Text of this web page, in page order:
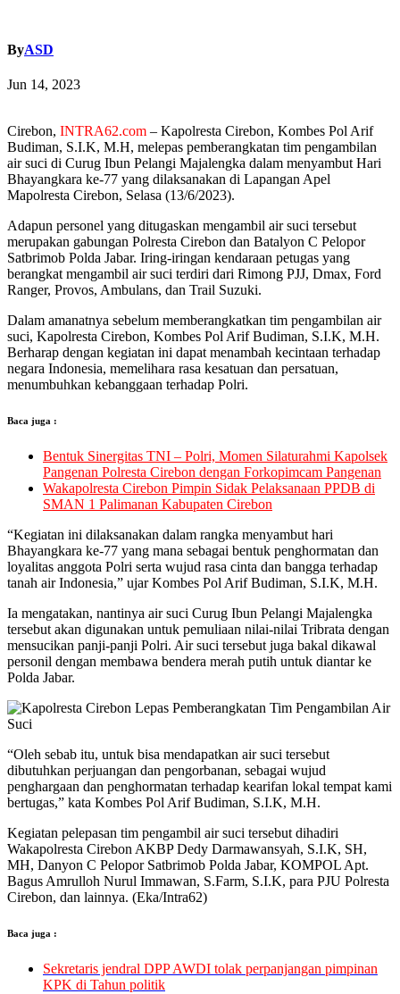
ByASD
Jun 14, 2023
Cirebon, INTRA62.com – Kapolresta Cirebon, Kombes Pol Arif
Budiman, S.I.K, M.H, melepas pemberangkatan tim pengambilan
air suci di Curug Ibun Pelangi Majalengka dalam menyambut Hari
Bhayangkara ke-77 yang dilaksanakan di Lapangan Apel
Mapolresta Cirebon, Selasa (13/6/2023).
Adapun personel yang ditugaskan mengambil air suci tersebut
merupakan gabungan Polresta Cirebon dan Batalyon C Pelopor
Satbrimob Polda Jabar. Iring-iringan kendaraan petugas yang
berangkat mengambil air suci terdiri dari Rimong PJJ, Dmax, Ford
Ranger, Provos, Ambulans, dan Trail Suzuki.
Dalam amanatnya sebelum memberangkatkan tim pengambilan air
suci, Kapolresta Cirebon, Kombes Pol Arif Budiman, S.I.K, M.H.
Berharap dengan kegiatan ini dapat menambah kecintaan terhadap
negara Indonesia, memelihara rasa kesatuan dan persatuan,
menumbuhkan kebanggaan terhadap Polri.
Baca juga :
Bentuk Sinergitas TNI – Polri, Momen Silaturahmi Kapolsek
Pangenan Polresta Cirebon dengan Forkopimcam Pangenan
Wakapolresta Cirebon Pimpin Sidak Pelaksanaan PPDB di
SMAN 1 Palimanan Kabupaten Cirebon
“Kegiatan ini dilaksanakan dalam rangka menyambut hari
Bhayangkara ke-77 yang mana sebagai bentuk penghormatan dan
loyalitas anggota Polri serta wujud rasa cinta dan bangga terhadap
tanah air Indonesia,” ujar Kombes Pol Arif Budiman, S.I.K, M.H.
Ia mengatakan, nantinya air suci Curug Ibun Pelangi Majalengka
tersebut akan digunakan untuk pemuliaan nilai-nilai Tribrata dengan
mensucikan panji-panji Polri. Air suci tersebut juga bakal dikawal
personil dengan membawa bendera merah putih untuk diantar ke
Polda Jabar.
“Oleh sebab itu, untuk bisa mendapatkan air suci tersebut
dibutuhkan perjuangan dan pengorbanan, sebagai wujud
penghargaan dan penghormatan terhadap kearifan lokal tempat kami
bertugas,” kata Kombes Pol Arif Budiman, S.I.K, M.H.
Kegiatan pelepasan tim pengambil air suci tersebut dihadiri
Wakapolresta Cirebon AKBP Dedy Darmawansyah, S.I.K, SH,
MH, Danyon C Pelopor Satbrimob Polda Jabar, KOMPOL Apt.
Bagus Amrulloh Nurul Immawan, S.Farm, S.I.K, para PJU Polresta
Cirebon, dan lainnya. (Eka/Intra62)
Baca juga :
Sekretaris jendral DPP AWDI tolak perpanjangan pimpinan
KPK di Tahun politik